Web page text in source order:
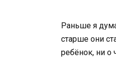
Раньше я
старше они
ребёнок, ни о